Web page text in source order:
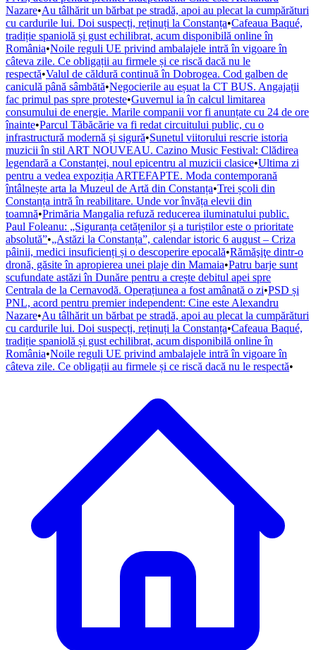
Nazare•Au tâlhărit un bărbat pe stradă, apoi au plecat la cumpărături
cu cardurile lui. Doi suspecți, reținuți la Constanța•Cafeaua Baqué,
tradiție spaniolă și gust echilibrat, acum disponibilă online în
România•Noile reguli UE privind ambalajele intră în vigoare în
câteva zile. Ce obligații au firmele și ce riscă dacă nu le
respectă•Valul de căldură continuă în Dobrogea. Cod galben de
caniculă până sâmbătă•Negocierile au eșuat la CT BUS. Angajații
fac primul pas spre proteste•Guvernul ia în calcul limitarea
consumului de energie. Marile companii vor fi anunțate cu 24 de ore
înainte•Parcul Tăbăcărie va fi redat circuitului public, cu o
infrastructură modernă și sigură•Sunetul viitorului rescrie istoria
muzicii în stil ART NOUVEAU. Cazino Music Festival: Clădirea
legendară a Constanței, noul epicentru al muzicii clasice•Ultima zi
pentru a vedea expoziția ARTEFAPTE. Moda contemporană
întâlnește arta la Muzeul de Artă din Constanța•Trei școli din
Constanța intră în reabilitare. Unde vor învăța elevii din
toamnă•Primăria Mangalia refuză reducerea iluminatului public.
Paul Foleanu: „Siguranța cetățenilor și a turiștilor este o prioritate
absolută”•„Astăzi la Constanța”, calendar istoric 6 august – Criza
pâinii, medici insuficienți și o descoperire epocală•Rămăşiţe dintr-o
dronă, găsite în apropierea unei plaje din Mamaia•Patru barje sunt
scufundate astăzi în Dunăre pentru a crește debitul apei spre
Centrala de la Cernavodă. Operațiunea a fost amânată o zi•PSD și
PNL, acord pentru premier independent: Cine este Alexandru
Nazare•Au tâlhărit un bărbat pe stradă, apoi au plecat la cumpărături
cu cardurile lui. Doi suspecți, reținuți la Constanța•Cafeaua Baqué,
tradiție spaniolă și gust echilibrat, acum disponibilă online în
România•Noile reguli UE privind ambalajele intră în vigoare în
câteva zile. Ce obligații au firmele și ce riscă dacă nu le respectă•